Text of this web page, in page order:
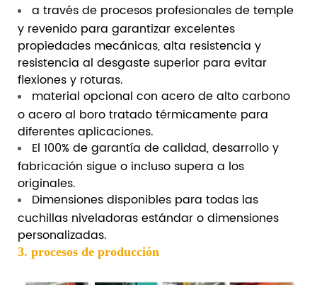
a través de procesos profesionales de temple
y revenido para garantizar excelentes
propiedades mecánicas, alta resistencia y
resistencia al desgaste superior para evitar
flexiones y roturas.
material opcional con acero de alto carbono
o acero al boro tratado térmicamente para
diferentes aplicaciones.
El 100% de garantía de calidad, desarrollo y
fabricación sigue o incluso supera a los
originales.
Dimensiones disponibles para todas las
cuchillas niveladoras estándar o dimensiones
personalizadas.
3. procesos de producción